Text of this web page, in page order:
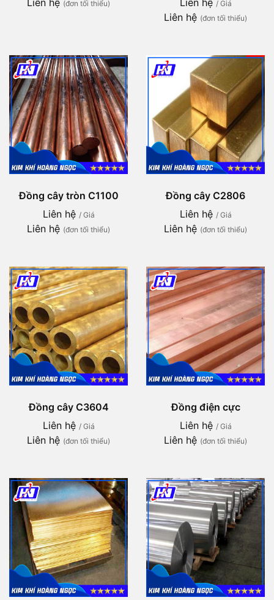
(đơn tối thiểu) / Giá
Liên hệ (đơn tối thiểu)
Đồng cây tròn C1100
Liên hệ / Giá
Liên hệ (đơn tối thiểu)
Đồng cây C2806
Liên hệ / Giá
Liên hệ (đơn tối thiểu)
Đồng cây C3604
Liên hệ / Giá
Liên hệ (đơn tối thiểu)
Đồng điện cực
Liên hệ / Giá
Liên hệ (đơn tối thiểu)